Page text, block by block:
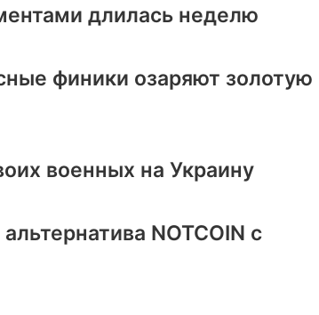
длилась неделю
финики озаряют золотую
военных на Украину
NOTCOIN с